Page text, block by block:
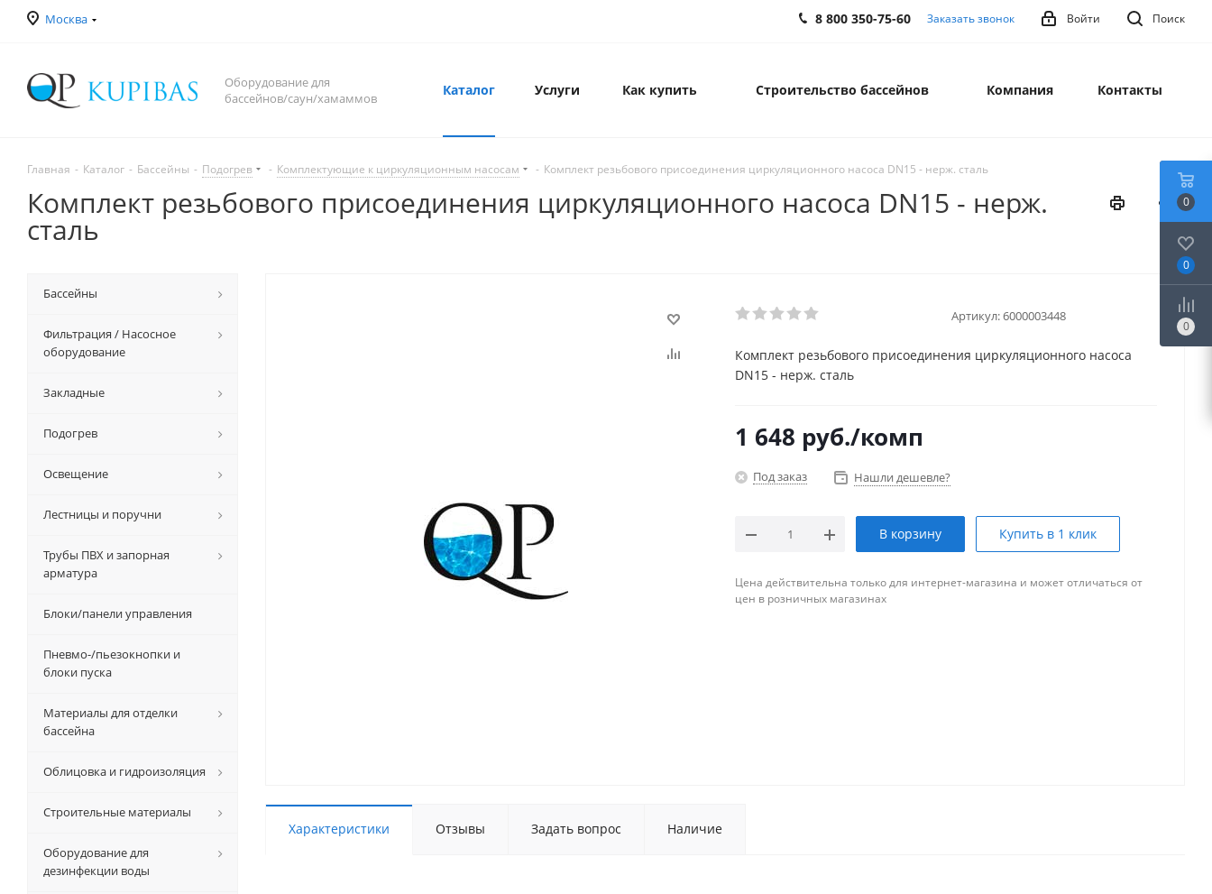
Москва Поиск
Войти
8 800 350-75-60 Заказать звонок
Оборудование для
бассейнов/саун/хамаммов
Каталог Услуги Как купить Строительство бассейнов Компания Контакты
Главная - Каталог - Бассейны - Подогрев - Комплектующие к циркуляционным насосам - Комплект резьбового присоединения циркуляционного насоса DN15 - нерж. сталь
Комплект резьбового присоединения циркуляционного насоса DN15 - нерж.
сталь
Артикул:6000003448
Комплект резьбового присоединения циркуляционного насоса
DN15 - нерж. сталь
1 648 руб./комп
Под заказ Нашли дешевле?
В корзину Купить в 1 клик
Цена действительна только для интернет-магазина и может отличаться от
цен в розничных магазинах
Характеристики Отзывы Задать вопрос Наличие
Бассейны
Фильтрация / Насосное
оборудование
Закладные
Подогрев
Освещение
Лестницы и поручни
Трубы ПВХ и запорная
арматура
Блоки/панели управления
Пневмо-/пьезокнопки и
блоки пуска
Материалы для отделки
бассейна
Облицовка и гидроизоляция
Строительные материалы
Оборудование для
дезинфекции воды
0
0
0